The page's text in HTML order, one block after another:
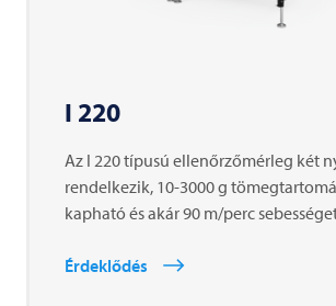
I 220
Az I 220 típusú ellenőrzőmérleg két
rendelkezik, 10-3000 g
kapható és akár 90 m/perc
Érdeklődés